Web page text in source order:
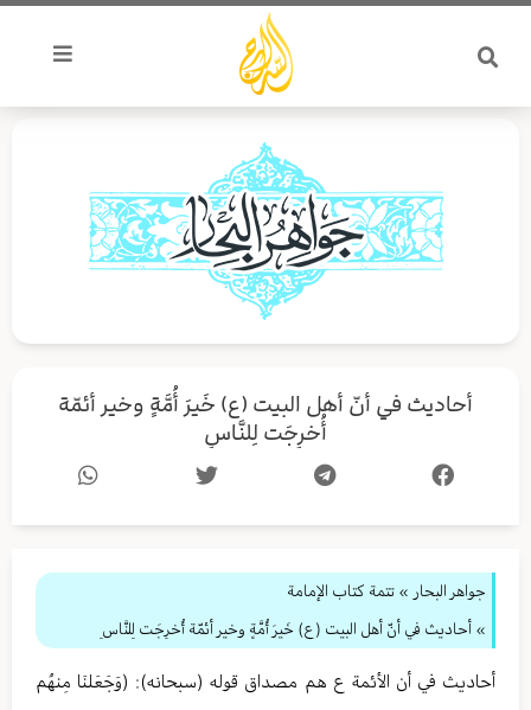
تخطي
المحتوى
أحاديث في أنّ أهل البيت (ع) خَيرَ أُمَّةٍ وخير أئمّة
أُخرِجَت لِلنَّاسِ
جواهر البحار » تتمة كتاب الإمامة
» أحاديث في أنّ أهل البيت (ع) خَيرَ أُمَّةٍ وخير أئمّة أُخرِجَت لِلنَّاسِ
أحاديث في أن الأئمة ع هم مصداق قوله (سبحانه): (وَجَعَلنَا مِنهُم